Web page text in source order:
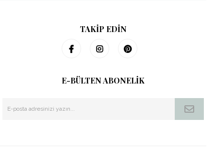
TAKİP EDİN
E-BÜLTEN ABONELİK